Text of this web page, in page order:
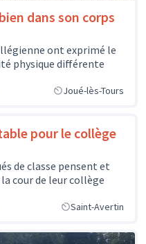
dans son corps
ont exprimé le
physique différente
Joué-lès-Tours
pour le collège
de classe pensent et
cour de leur collège
Saint-Avertin